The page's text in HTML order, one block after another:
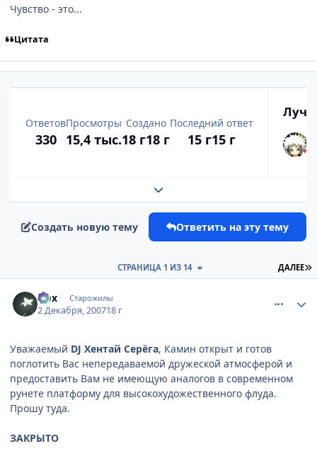
Чувство - это...
Цитата
Ответов
330
Просмотры
15,4 тыс.
Создано
18 г18 г
Последний ответ
15 г15 г
Развернуть обзор темы
Создать новую тему Ответить на эту тему
ДАЛЕЕ
СТРАНИЦА 1 ИЗ 14
Nox Старожилы
2 Декабря, 200718 г
Уважаемый DJ Хентай Серёга, Камин открыт и готов
поглотить Вас непередаваемой дружеской атмосферой и
предоставить Вам не имеющую аналогов в современном
рунете платформу для высокохудожественного флуда.
Прошу туда.
ЗАКРЫТО